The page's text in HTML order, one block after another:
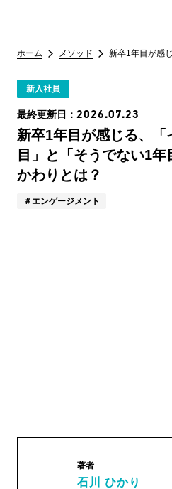
ホーム メソッド 新卒1年目が感
新入社員
最終更新日： 2026.07.23
新卒1年目が感じる、
目」と「そうでない1
かわりとは？
エンゲージメント
著者
石川 ひかり